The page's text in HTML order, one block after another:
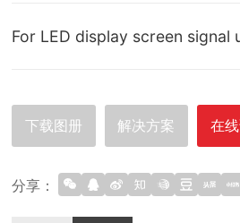
For LED display screen signal
下载图册 解决方案 在
分享：